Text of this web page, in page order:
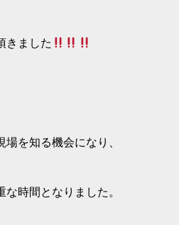
きました
を知る機会になり、
時間となりました。